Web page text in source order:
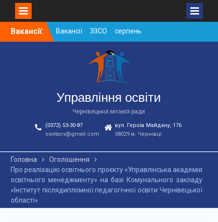
SkipВакансії:
Вакансії ЗЗСО серпень
2026
Вакансії ЗЗСО червень
Вакансії у ЗДО та
дошкільних підрозділах
ЗЗСО станом на
01.08.2026 р.
Управління освіти
Чернівецької міської ради
(0372) 53-30-87
osvitacv@gmail.com
вул. Героїв Майдану, 176
58029 м. Чернівці
Головна
Оголошення
Про реалізацію освітнього проєкту «Управлінська академія
освітнього менеджменту» на базі Комунального закладу
«Інститут післядипломної педагогічної освіти Чернівецької
області»